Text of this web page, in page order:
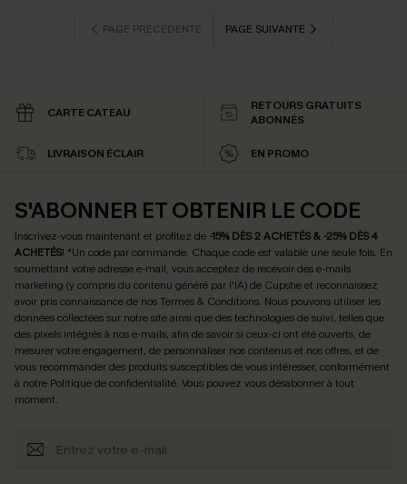
PAGE PRÉCÉDENTE PAGE SUIVANTE
CARTE CATEAU
RETOURS GRATUITS
ABONNÉS
LIVRAISON ÉCLAIR EN PROMO
S'ABONNER ET OBTENIR LE CODE
Inscrivez-vous maintenant et profitez de -15% DÈS 2 ACHETÉS & -25% DÈS 4
ACHETÉS! *Un code par commande. Chaque code est valable une seule fois. En
soumettant votre adresse e-mail, vous acceptez de recevoir des e-mails
marketing (y compris du contenu généré par l'IA) de Cupshe et reconnaissez
avoir pris connaissance de nosTermes & Conditions. Nous pouvons utiliser les
données collectées sur notre site ainsi que des technologies de suivi, telles que
des pixels intégrés à nos e-mails, afin de savoir si ceux-ci ont été ouverts, de
mesurer votre engagement, de personnaliser nos contenus et nos offres, et de
vous recommander des produits susceptibles de vous intéresser, conformément
à notre Politique de confidentialité. Vous pouvez vous désabonner à tout
moment.